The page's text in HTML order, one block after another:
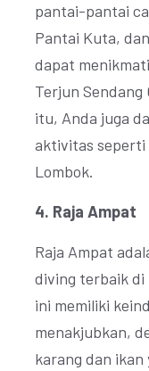
pantai-pantai
Pantai Kuta,
dapat
Terjun Sendang
itu, Anda juga
aktivitas seperti
Lombok.
4. Raja Ampat
Raja Ampat
diving terbaik
ini memiliki
menakjubkan,
karang dan ikan